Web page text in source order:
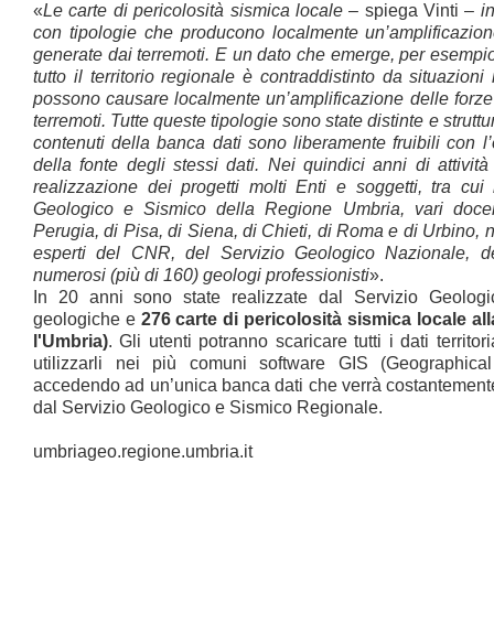
«Le carte di pericolosità sismica locale– spiega Vinti –
con tipologie che producono localmente
generate dai terremoti. E un dato che emerge, per
tutto il territorio regionale è contraddistinto da situazioni
possono causare localmente un’amplificazione delle
terremoti. Tutte queste tipologie sono state distinte e
contenuti della banca dati sono liberamente fruibili con
della fonte degli stessi dati. Nei quindici anni di attività
realizzazione dei progetti molti Enti e soggetti, tra
Geologico e Sismico della Regione Umbria, vari
Perugia, di Pisa, di Siena, di Chieti, di Roma e di Urbino,
esperti del CNR, del Servizio Geologico Nazionale,
numerosi (più di 160) geologi professionisti».
In 20 anni sono state realizzate dal Servizio
geologiche e 276 carte di pericolosità sismica locale
l'Umbria). Gli utenti potranno scaricare tutti i dati
utilizzarli nei più comuni software GIS
accedendo ad un’unica banca dati che verrà
dal Servizio Geologico e Sismico Regionale.
umbriageo.regione.umbria.it